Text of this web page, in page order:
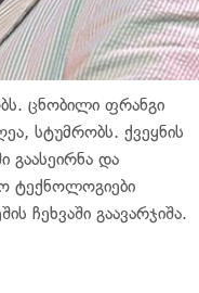
ცნობილი ფრანგი
სტუმრობს. ქვეყნის
გაასეირნა და
ტექნოლოგიები
ჩეხვაში გაავარჯიშა.